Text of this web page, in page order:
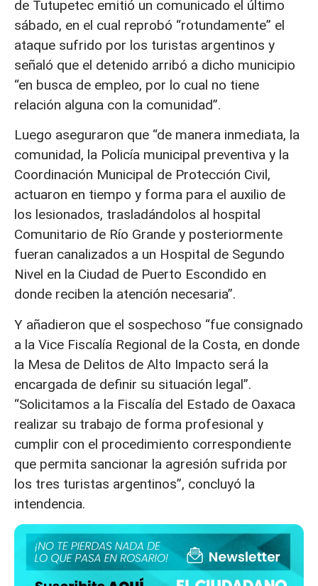
de Tutupetec emitió un comunicado el último
sábado, en el cual reprobó “rotundamente” el
ataque sufrido por los turistas argentinos y
señaló que el detenido arribó a dicho municipio
“en busca de empleo, por lo cual no tiene
relación alguna con la comunidad”.
Luego aseguraron que “de manera inmediata, la
comunidad, la Policía municipal preventiva y la
Coordinación Municipal de Protección Civil,
actuaron en tiempo y forma para el auxilio de
los lesionados, trasladándolos al hospital
Comunitario de Río Grande y posteriormente
fueran canalizados a un Hospital de Segundo
Nivel en la Ciudad de Puerto Escondido en
donde reciben la atención necesaria”.
Y añadieron que el sospechoso “fue consignado
a la Vice Fiscalía Regional de la Costa, en donde
la Mesa de Delitos de Alto Impacto será la
encargada de definir su situación legal”.
“Solicitamos a la Fiscalía del Estado de Oaxaca
realizar su trabajo de forma profesional y
cumplir con el procedimiento correspondiente
que permita sancionar la agresión sufrida por
los tres turistas argentinos”, concluyó la
intendencia.